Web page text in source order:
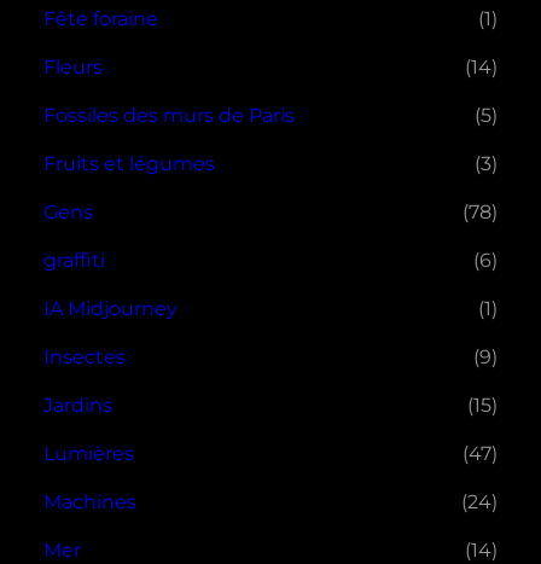
Fête foraine (1)
Fleurs (14)
Fossiles des murs de Paris (5)
Fruits et légumes (3)
Gens (78)
graffiti (6)
IA Midjourney (1)
Insectes (9)
Jardins (15)
Lumières (47)
Machines (24)
Mer (14)